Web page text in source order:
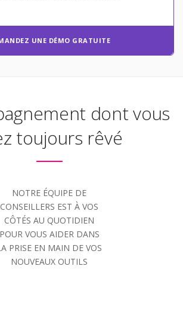
UNE DÉMO GRATUITE
dont vous
toujours rêvé
NOTRE ÉQUIPE DE
CONSEILLERS EST À VOS
CÔTÉS AU QUOTIDIEN
POUR VOUS AIDER DANS
PRISE EN MAIN DE VOS
NOUVEAUX OUTILS